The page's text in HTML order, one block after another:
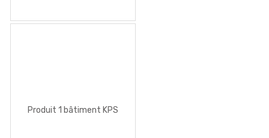
Produit 1 bâtiment KPS